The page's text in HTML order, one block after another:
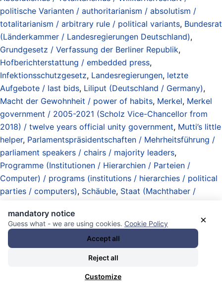
politische Varianten / authoritarianism / absolutism /
totalitarianism / arbitrary rule / political variants, Bundesrat
(Länderkammer / Landesregierungen Deutschland),
Grundgesetz / Verfassung der Berliner Republik,
Hofberichterstattung / embedded press,
Infektionsschutzgesetz, Landesregierungen, letzte
Aufgebote / last bids, Liliput (Deutschland / Germany),
Macht der Gewohnheit / power of habits, Merkel, Merkel
government / 2005-2021 (Scholz Vice-Chancellor from
2018) / twelve years official unity government, Mutti’s little
helper, Parlamentspräsidentschaften / Mehrheitsführung /
parliament speakers / chairs / majority leaders,
Programme (Institutionen / Hierarchien / Parteien /
Computer) / programs (institutions / hierarchies / political
parties / computers), Schäuble, Staat (Machthaber /
/ regimes / governments / structure / executive branch)
Staatsstreiche / Umstürze / Versuche / Invasionen
(Angriffskriege / Interventionen) / coups / attempts /
regime changes / invasions (aggressions / interventions)
09.04.2021 - 10:02 [ Dave deCamp /Antiwar.com ]
×
mandatory notice
Guess what - we are using cookies. Cookie Policy
Accept all
Reject all
Customize